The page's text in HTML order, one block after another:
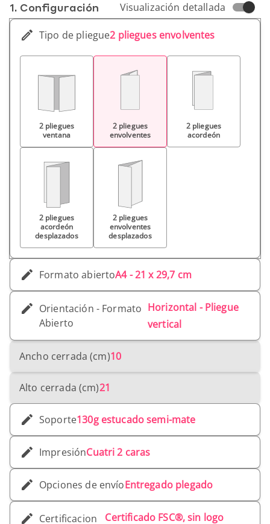
1. Conf­iguración Visualización detallada
Tipo de pliegue2 pliegues envolventes
2 pliegues
ventana
2 pliegues
envolventes
2 pliegues
acordeón
2 pliegues
acordeón
desplazados
2 pliegues
envolventes
desplazados
Formato abiertoA4 - 21 x 29,7 cm
Orientación - Formato
Abierto
Horizontal - Pliegue
vertical
Ancho cerrada (cm)10
Alto cerrada (cm)21
Soporte130g estucado semi-mate
ImpresiónCuatri 2 caras
Opciones de envíoEntregado plegado
Certificacion
Certificado FSC®, sin logo